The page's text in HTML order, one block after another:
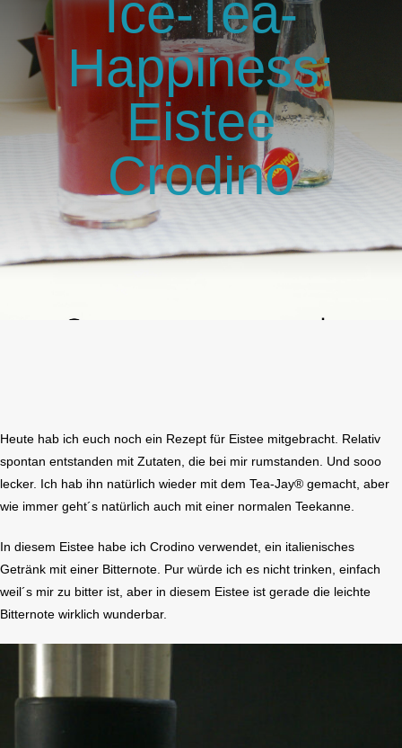
GlücksMond Atelier
Meine Lieblingsblogs
Über mich
Ice-Tea-
Happiness:
Eistee
Crodino
Heute hab ich euch noch ein Rezept für Eistee mitgebracht. Relativ
spontan entstanden mit Zutaten, die bei mir rumstanden. Und sooo
lecker. Ich hab ihn natürlich wieder mit dem Tea-Jay® gemacht, aber
wie immer geht´s natürlich auch mit einer normalen Teekanne.
In diesem Eistee habe ich Crodino verwendet, ein italienisches
Getränk mit einer Bitternote. Pur würde ich es nicht trinken, einfach
weil´s mir zu bitter ist, aber in diesem Eistee ist gerade die leichte
Bitternote wirklich wunderbar.